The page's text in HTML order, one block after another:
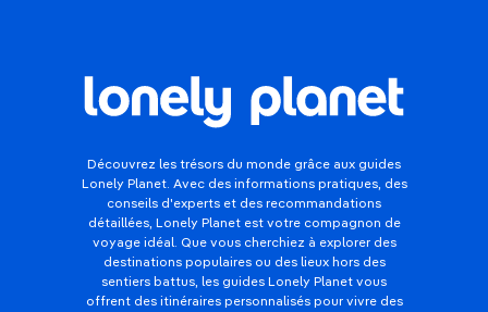
Découvrez les trésors du monde grâce aux guides
Lonely Planet. Avec des informations pratiques, des
conseils d'experts et des recommandations
détaillées, Lonely Planet est votre compagnon de
voyage idéal. Que vous cherchiez à explorer des
destinations populaires ou des lieux hors des
sentiers battus, les guides Lonely Planet vous
offrent des itinéraires personnalisés pour vivre des